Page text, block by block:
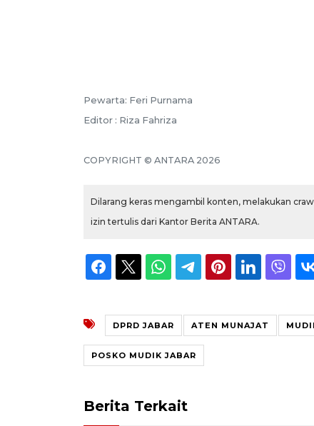
Pewarta: Feri Purnama
Editor : Riza Fahriza
COPYRIGHT © ANTARA 2026
Dilarang keras mengambil konten, melakukan
izin tertulis dari Kantor Berita ANTARA.
DPRD JABAR ATEN MUNAJAT
POSKO MUDIK JABAR
Berita Terkait